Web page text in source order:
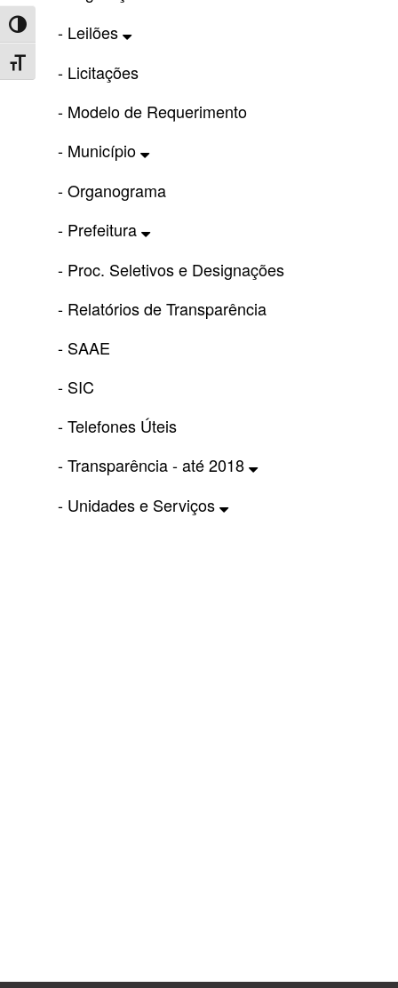
Toggle High Contrast
Toggle Font size
- Leilões
- Licitações
- Modelo de Requerimento
- Município
- Organograma
- Prefeitura
- Proc. Seletivos e Designações
- Relatórios de Transparência
- SAAE
- SIC
- Telefones Úteis
- Transparência - até 2018
- Unidades e Serviços